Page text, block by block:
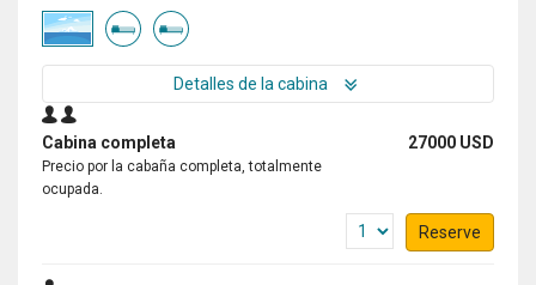
Detalles de la cabina
Cabina completa 27000 USD
Precio por la cabaña completa, totalmente
ocupada.
Reserve